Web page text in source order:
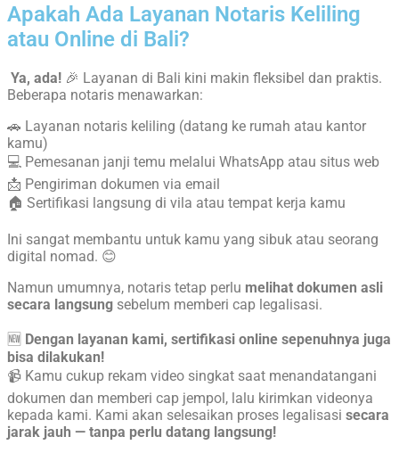
Apakah Ada Layanan Notaris Keliling
atau Online di Bali?
Ya, ada! 🎉 Layanan di Bali kini makin fleksibel dan praktis.
Beberapa notaris menawarkan:
🚗 Layanan notaris keliling (datang ke rumah atau kantor
kamu)
💻 Pemesanan janji temu melalui WhatsApp atau situs web
📩 Pengiriman dokumen via email
🏠 Sertifikasi langsung di vila atau tempat kerja kamu
Ini sangat membantu untuk kamu yang sibuk atau seorang
digital nomad. 😊
Namun umumnya, notaris tetap perlu melihat dokumen asli
secara langsung sebelum memberi cap legalisasi.
🆕 Dengan layanan kami, sertifikasi online sepenuhnya juga
bisa dilakukan!
📹 Kamu cukup rekam video singkat saat menandatangani
dokumen dan memberi cap jempol, lalu kirimkan videonya
kepada kami. Kami akan selesaikan proses legalisasi secara
jarak jauh — tanpa perlu datang langsung!